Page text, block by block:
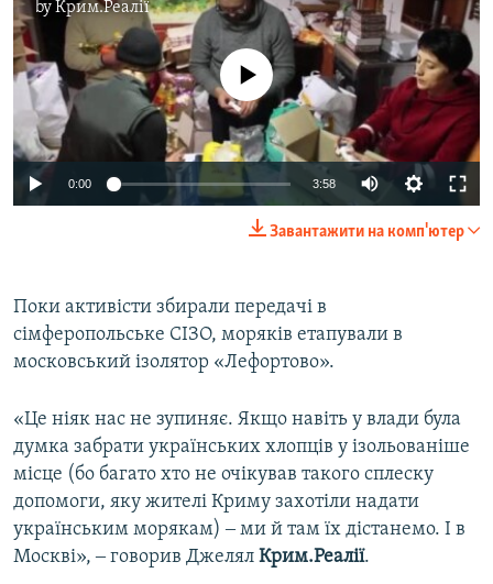
byКрим.Реалії
No media source currently available
0:00 3:58
Завантажити на комп'ютер
Поки активісти збирали передачі в
сімферопольське СІЗО, моряків етапували в
московський ізолятор «Лефортово».
«Це ніяк нас не зупиняє. Якщо навіть у влади була
думка забрати українських хлопців у ізольованіше
місце (бо багато хто не очікував такого сплеску
допомоги, яку жителі Криму захотіли надати
українським морякам) ‒ ми й там їх дістанемо. І в
Москві», ‒ говорив Джелял Крим.Реалії.